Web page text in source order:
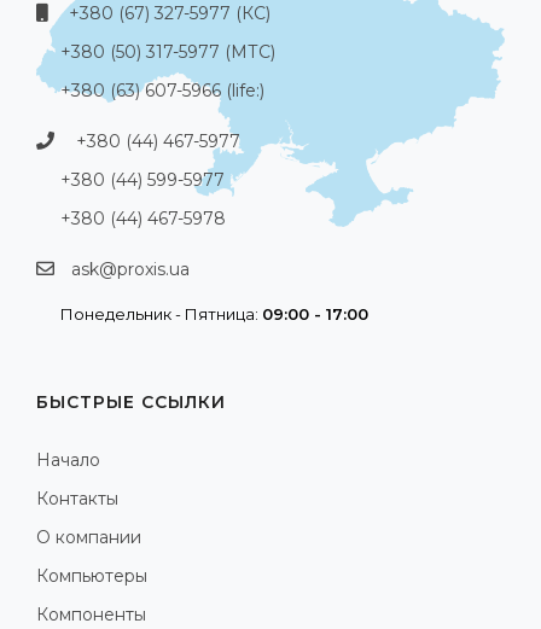
+380 (67) 327-5977 (КС)
+380 (50) 317-5977 (МТС)
+380 (63) 607-5966 (life:)
+380 (44) 467-5977
+380 (44) 599-5977
+380 (44) 467-5978
ask@proxis.ua
Понедельник - Пятница: 09:00 - 17:00
БЫСТРЫЕ ССЫЛКИ
Начало
Контакты
О компании
Компьютеры
Компоненты